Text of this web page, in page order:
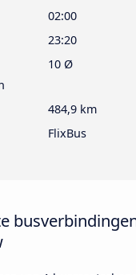
02:00
23:20
10 Ø
484,9 km
FlixBus